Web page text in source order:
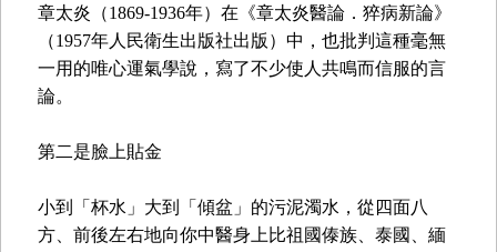
章太炎（1869-1936年）在《章太炎醫論．猝病新論》
（1957年人民衛生出版社出版）中，也批判這種毫無
一用的唯心運氣學說，寫了不少使人共鳴而信服的言
論。
第二是臉上貼金
小到「杯水」大到「傾盆」的污泥濁水，從四面八
方、前後左右地向你中醫身上比祖國傣族、泰國、緬